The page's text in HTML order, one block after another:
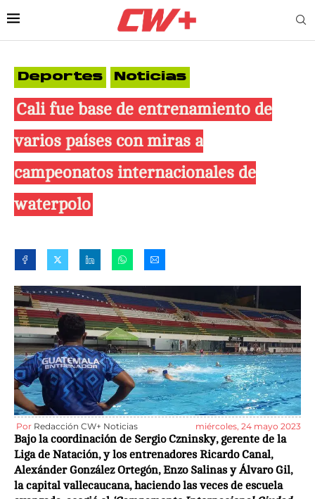
Deportes Noticias
Cali fue base de entrenamiento de
varios países con miras a
campeonatos internacionales de
waterpolo
Por Redacción CW+ Noticias miércoles, 24 mayo 2023
Bajo la coordinación de Sergio Czninsky, gerente de la
Liga de Natación, y los entrenadores Ricardo Canal,
Alexánder González Ortegón, Enzo Salinas y Álvaro Gil,
la capital vallecaucana, haciendo las veces de escuela